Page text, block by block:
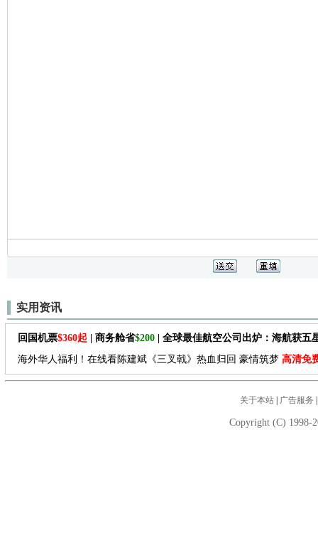
实用资讯
回国机票$360起 | 商务舱省$200 | 全球最佳航空公司出炉：海航获五
海外华人福利！在线看陈建斌《三叉戟》热血归回 豪情筑梦 高清免
关于本站| 广告服务
Copyright (C) 1998-